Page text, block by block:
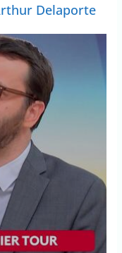
Delaporte